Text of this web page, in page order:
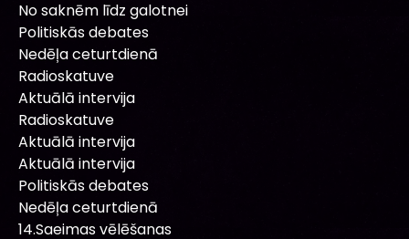
No saknēm līdz galotnei
Politiskās debates
Nedēļa ceturtdienā
Radioskatuve
Aktuālā intervija
Radioskatuve
Aktuālā intervija
Aktuālā intervija
Politiskās debates
Nedēļa ceturtdienā
14.Saeimas vēlēšanas